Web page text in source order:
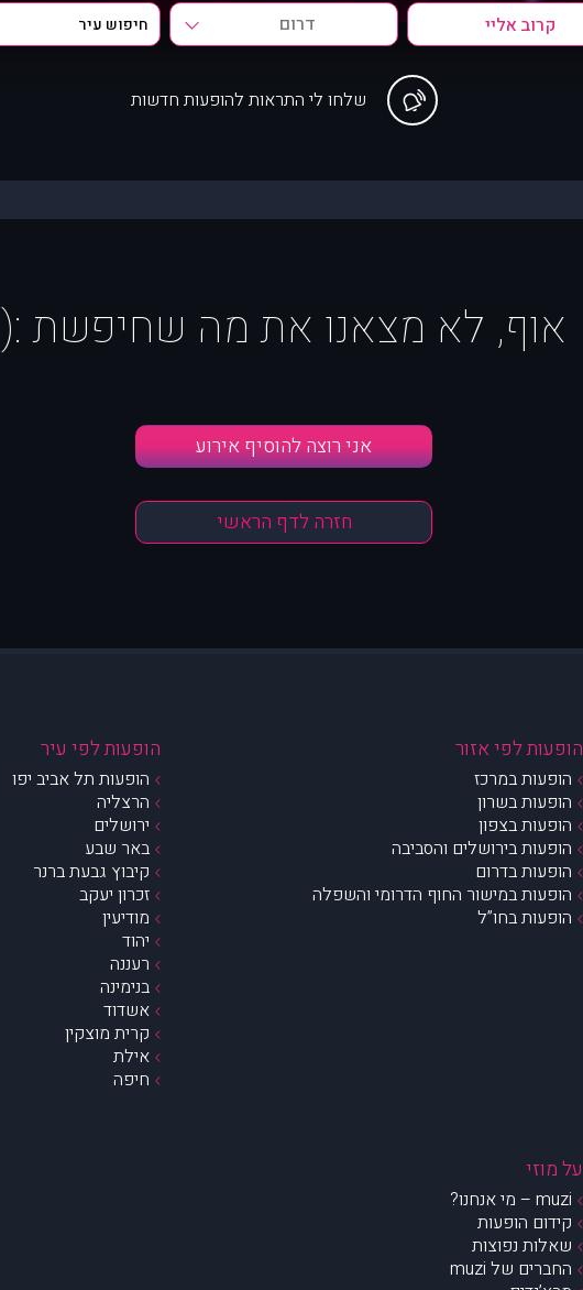
דרום
שלחו לי התראות להופעות חדשות
אוף, לא מצאנו את מה שחיפשת :(
אני רוצה להוסיף אירוע
חזרה לדף הראשי
הופעות לפי אזור
הופעות במרכז
הופעות בשרון
הופעות בצפון
הופעות בירושלים והסביבה
הופעות בדרום
הופעות במישור החוף הדרומי והשפלה
הופעות בחו”ל
הופעות לפי עיר
הופעות תל אביב יפו
הרצליה
ירושלים
באר שבע
קיבוץ גבעת ברנר
זכרון יעקב
מודיעין
יהוד
רעננה
בנימינה
אשדוד
קרית מוצקין
אילת
חיפה
על מוזי
muzi – מי אנחנו?
קידום הופעות
שאלות נפוצות
החברים של muzi